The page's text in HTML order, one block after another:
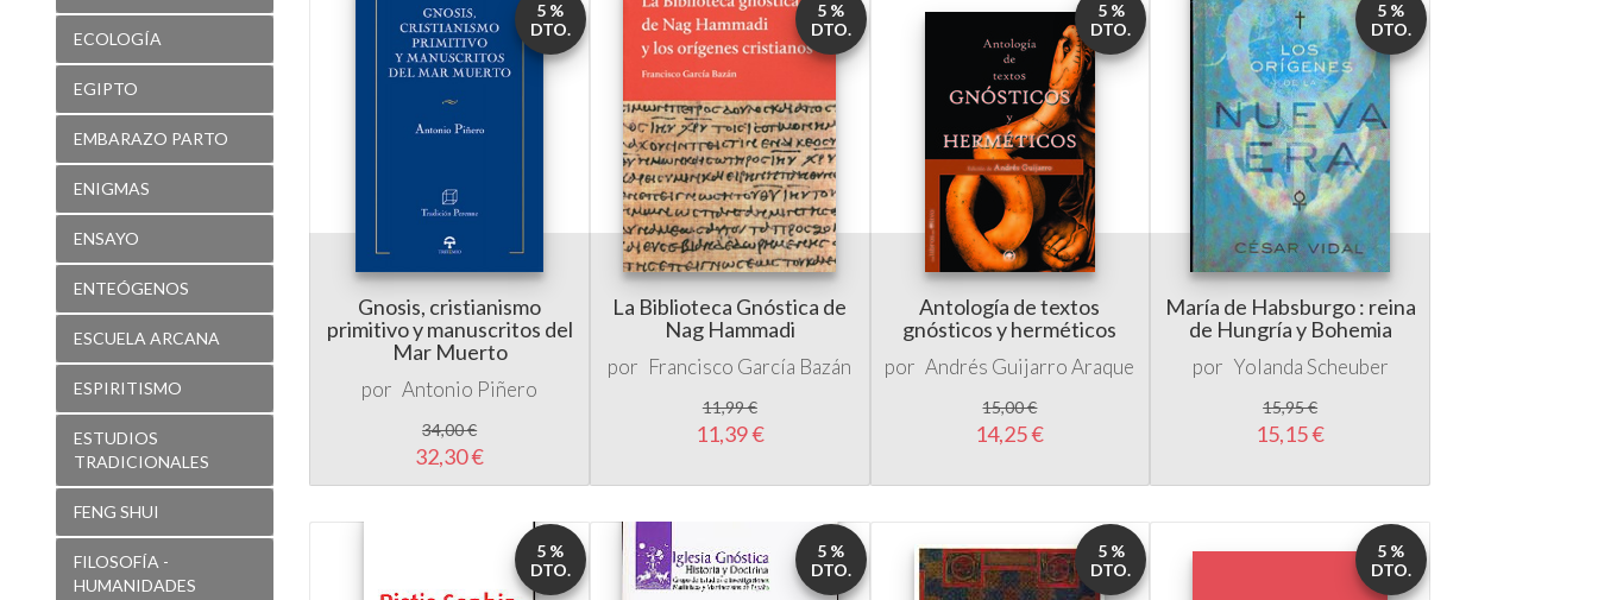
EMBARAZO PARTO
ENIGMAS
ENSAYO
ENTEÓGENOS
ESCUELA ARCANA
ESPIRITISMO
ESTUDIOS
TRADICIONALES
FENG SHUI
FILOSOFÍA -
HUMANIDADES
FOSFENISMO
GEOBIOLOGÍA
Gnosis, cristianismo
Mar Muerto
por Antonio Piñero
34,00 €
32,30 €
La Biblioteca Gnóstica de
Nag Hammadi
por Francisco García Bazán
11,99 €
11,39 €
Antología de textos
gnósticos y herméticos
Andrés Guijarro Araque
15,00 €
14,25 €
María de Habsburgo : reina
de Hungría y Bohemia
por Yolanda Scheuber
15,95 €
15,15 €